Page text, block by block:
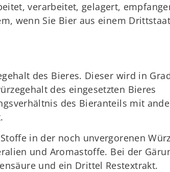
verarbeitet, gelagert,
wenn Sie Bier aus einem Drittstaat
des Bieres. Dieser wird in
des eingesetzten Bieres
des Bieranteils mit
in der noch unvergorenen
und Aromastoffe. Bei der
und ein Drittel Restextrakt.